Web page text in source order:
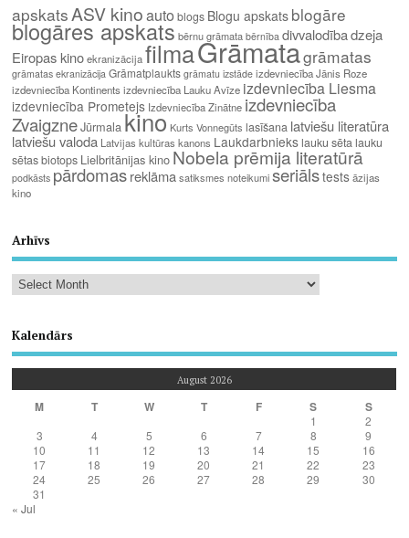
apskatsASV kinoauto blogs Blogu apskats blogāre
blogāres apskats bērnu grāmata bērnība divvalodībadzeja
Eiropas kino ekranizācija filmaGrāmatagrāmatas
grāmatas ekranizācija Grāmatplaukts grāmatu izstāde izdevniecība Jānis Roze
izdevniecība Kontinents izdevniecība Lauku Avīze izdevniecība Liesma
izdevniecība Prometejs Izdevniecība Zinātne izdevniecība
ZvaigzneJūrmala kino Kurts Vonnegūts lasīšana latviešu literatūra
latviešu valoda Latvijas kultūras kanons Laukdarbniekslauku sētalauku
sētas biotops Lielbritānijas kino Nobela prēmija literatūrā
podkāsts pārdomasreklāma satiksmes noteikumi seriālstests āzijas
kino
Arhīvs
Kalendārs
August 2026
M T W T F S S
1
2
3
4 5 6 7 8
9
10
11 12 13 14 15
16
17
18 19 20 21 22
23
24
25 26 27 28 29
30
31
« Jul